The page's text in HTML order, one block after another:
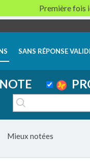
SANS RÉPONSE
Mieux notées
Première fois